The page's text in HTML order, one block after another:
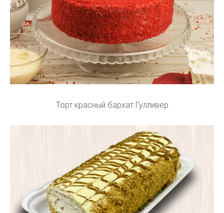
Торт красный бархат Гулливер